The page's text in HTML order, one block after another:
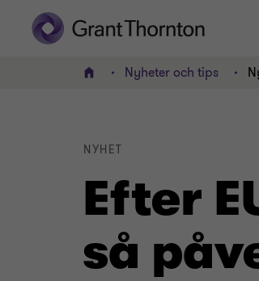
Hem Nyheter och tips
Efter
så
NYHET